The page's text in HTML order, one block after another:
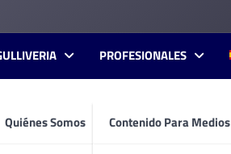
Quiénes Somos
PROFESIONALES
Contenido Para Medios